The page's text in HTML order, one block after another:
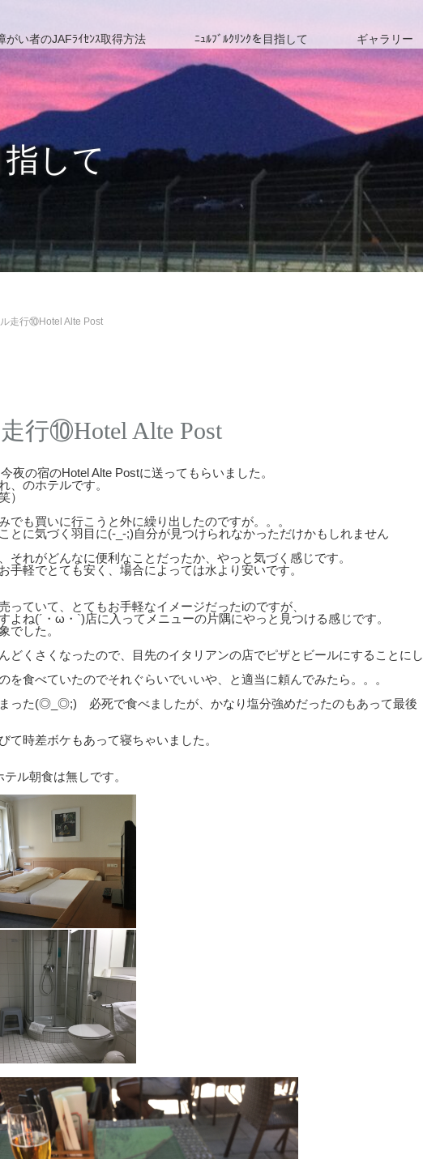
がい者のJAFﾗｲｾﾝｽ取得方法 ﾆｭﾙﾌﾞﾙｸﾘﾝｸを目指して ギャラリー
指して
走行⑩Hotel Alte Post
行⑩Hotel Alte Post
夜の宿のHotel Alte Postに送ってもらいました。
、のホテルです。
）
でも買いに行こうと外に繰り出したのですが。。。
とに気づく羽目に(-_-;)自分が見つけられなかっただけかもしれません
それがどんなに便利なことだったか、やっと気づく感じです。
手軽でとても安く、場合によっては水より安いです。
っていて、とてもお手軽なイメージだったiのですが、
よね(´・ω・`)店に入ってメニューの片隅にやっと見つける感じです。
でした。
どくさくなったので、目先のイタリアンの店でピザとビールにすることにし
を食べていたのでそれぐらいでいいや、と適当に頼んでみたら。。。
った(◎_◎;) 必死で食べましたが、かなり塩分強めだったのもあって最後
て時差ボケもあって寝ちゃいました。
ル朝食は無しです。